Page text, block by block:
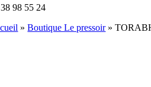
98 55 24
»Boutique Le pressoir»